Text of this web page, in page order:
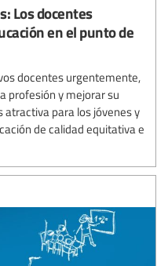
Los docentes
en el punto de
docentes urgentemente,
profesión y mejorar su
atractiva para los jóvenes y
de calidad equitativa e